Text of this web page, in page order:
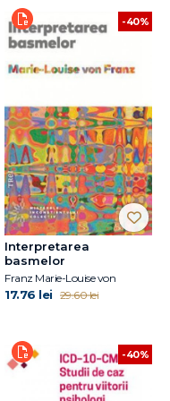
-40%
Interpretarea
basmelor
Franz Marie-Louise von
17.76 lei 29.60 lei
-40%